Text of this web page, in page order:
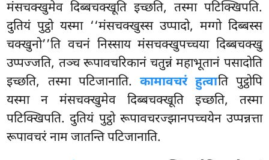
मंसचक्खुमेव दिब्बचक्खूति इच्छति, तस्मा पटिक्खिपति.
दुतियं पुट्ठो यस्मा ‘‘मंसचक्खुस्स उप्पादो, मग्गो दिब्बस्स
चक्खुनो’’ति वचनं निस्साय मंसचक्खुपच्चया दिब्बचक्खु
उप्पज्जति, तञ्च रूपावचरिकानं चतुन्नं महाभूतानं पसादोति
इच्छति, तस्मा पटिजानाति.कामावचरं हुत्वाति पुट्ठोपि
यस्मा न मंसचक्खुमेव दिब्बचक्खूति इच्छति, तस्मा
पटिक्खिपति. दुतियं पुट्ठो रूपावचरज्झानपच्चयेन उप्पन्नत्ता
रूपावचरं नाम जातन्ति पटिजानाति.